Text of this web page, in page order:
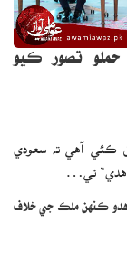
تصور ڪيو
ڪئي آهي ته سعودي
تي…
ڪنهن ملڪ جي خلاف